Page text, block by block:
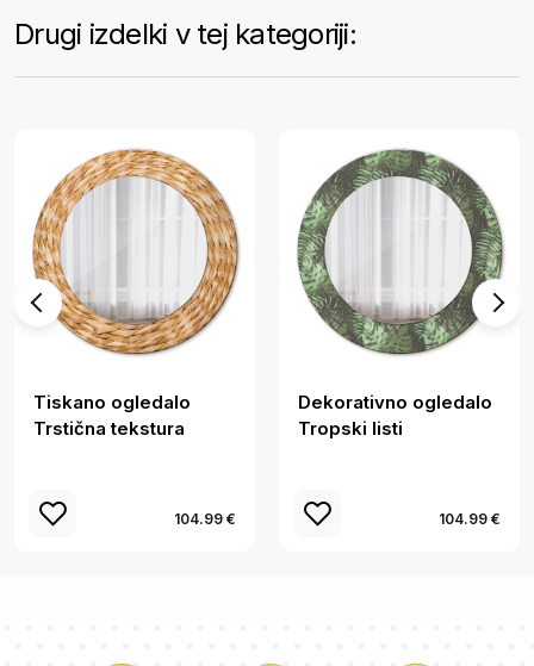
Drugi izdelki v tej kategoriji:
Tiskano ogledalo
Trstična tekstura
104.99 €
Dekorativno ogledalo
Tropski listi
104.99 €